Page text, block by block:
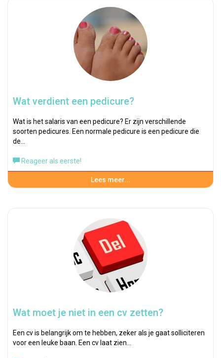
Wat verdient een pedicure?
Wat is het salaris van een pedicure? Er zijn verschillende
soorten pedicures. Een normale pedicure is een pedicure die
de…
Reageer als eerste!
Lees meer...
Wat moet je niet in een cv zetten?
Een cv is belangrijk om te hebben, zeker als je gaat solliciteren
voor een leuke baan. Een cv laat zien…